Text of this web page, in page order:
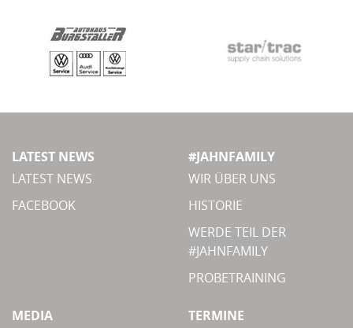
LATEST NEWS
LATEST NEWS
FACEBOOK
#JAHNFAMILY
WIR ÜBER UNS
HISTORIE
WERDE TEIL DER
#JAHNFAMILY
PROBETRAINING
MEDIA
TERMINE